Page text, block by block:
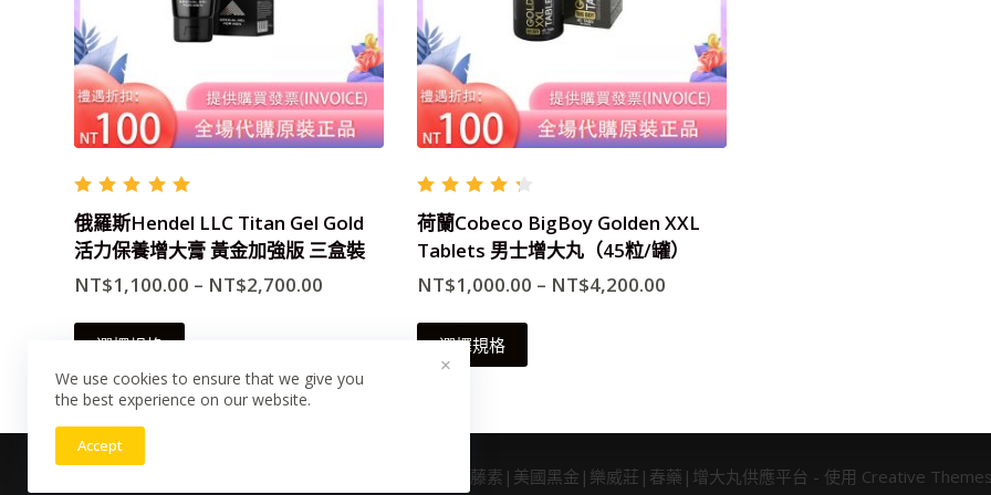
4.89滿
分 5
俄羅斯Hendel LLC Titan Gel Gold
活力保養增大膏 黃金加強版 三盒裝
NT$1,100.00 – NT$2,700.00
選擇規格
此
品
4.33滿
分 5
荷蘭Cobeco BigBoy Golden XXL
Tablets 男士增大丸（45粒/罐）
NT$1,000.00 – NT$4,200.00
選擇規格
產
有
版權所有 © 2026 台灣虎王藥局|犀利士|威而鋼|日本藤素|美國黑金|樂威莊|春藥|增大丸供應平台 - 使用 Creative
We use cookies to ensure that we give you
the best experience on our website.
Accept
×